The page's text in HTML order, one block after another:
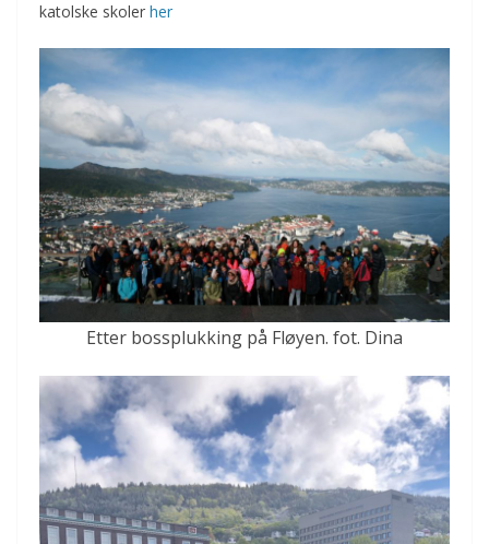
katolske skoler her
Etter bossplukking på Fløyen. fot. Dina